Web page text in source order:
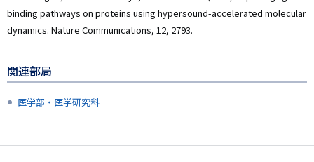
binding pathways on proteins using hypersound-accelerated molecular
dynamics. Nature Communications, 12, 2793.
関連部局
医学部・医学研究科